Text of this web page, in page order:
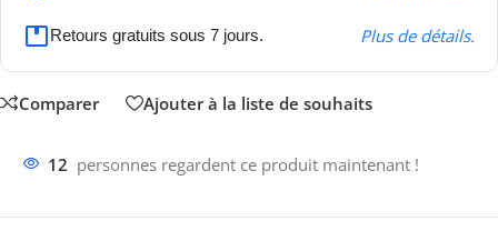
Retours gratuits sous 7 jours. Plus de détails.
Comparer Ajouter à la liste de souhaits
12 personnes regardent ce produit maintenant !